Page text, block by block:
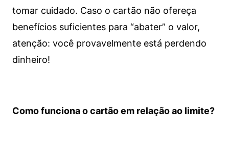
tomar cuidado. Caso o cartão não ofereça
benefícios suficientes para “abater” o valor,
atenção: você provavelmente está perdendo
dinheiro!
Como funciona o cartão em relação ao limite?